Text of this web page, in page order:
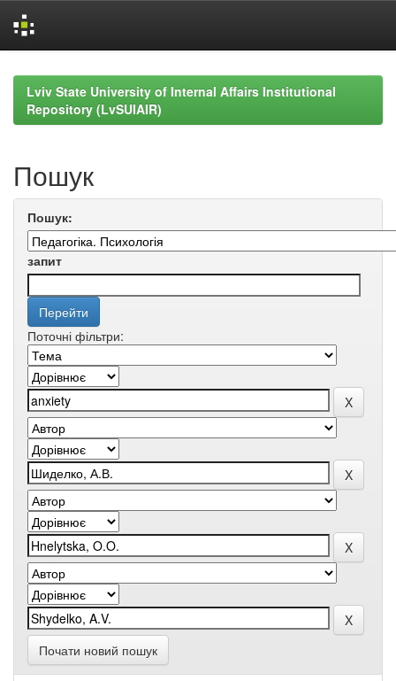
navigationLviv State University of Internal Affairs Institutional
Repository (LvSUIAIR)
Пошук
Пошук:
запит
Поточні фільтри:
Почати новий пошук